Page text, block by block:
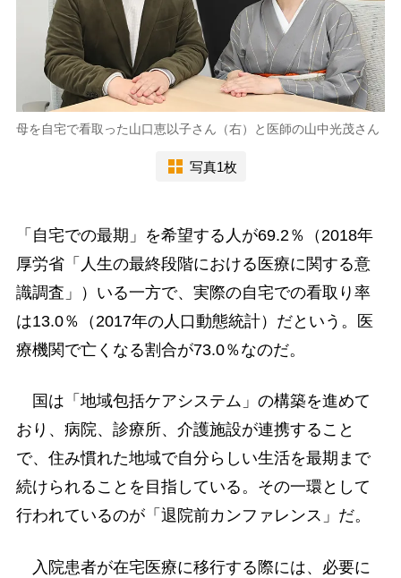
母を自宅で看取った山口恵以子さん（右）と医師の山中光茂さん
写真1枚
「自宅での最期」を希望する人が69.2％（2018年
厚労省「人生の最終段階における医療に関する意
識調査」）いる一方で、実際の自宅での看取り率
は13.0％（2017年の人口動態統計）だという。医
療機関で亡くなる割合が73.0％なのだ。
国は「地域包括ケアシステム」の構築を進めて
おり、病院、診療所、介護施設が連携すること
で、住み慣れた地域で自分らしい生活を最期まで
続けられることを目指している。その一環として
行われているのが「退院前カンファレンス」だ。
入院患者が在宅医療に移行する際には、必要に